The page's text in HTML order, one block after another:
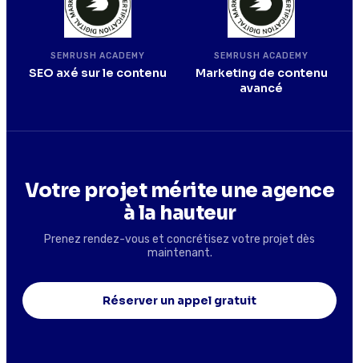
SEMRUSH ACADEMY
SEO axé sur le contenu
SEMRUSH ACADEMY
Marketing de contenu
avancé
Votre projet mérite une agence
à la hauteur
Prenez rendez-vous et concrétisez votre projet dès
maintenant.
Réserver un appel gratuit